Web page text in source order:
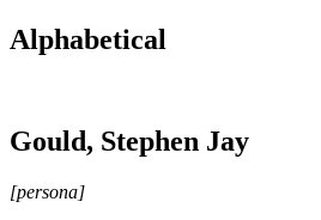
Alphabetical
Gould, Stephen Jay
[persona]